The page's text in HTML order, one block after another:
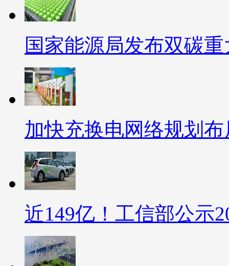
国家能源局发布双碳
加快充换电网络规划
近149亿！工信部公示